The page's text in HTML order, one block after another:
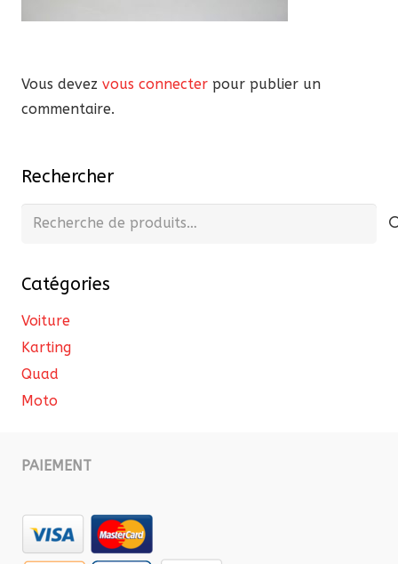
Vous devez vous connecter pour publier un
commentaire.
Rechercher
Recherche
Catégories
Voiture
Karting
Quad
Moto
PAIEMENT